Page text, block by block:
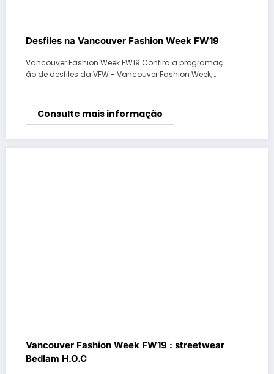
Desfiles na Vancouver Fashion Week FW19
Vancouver Fashion Week FW19 Confira a programaç
ão de desfiles da VFW - Vancouver Fashion Week,…
Consulte mais informação
Vancouver Fashion Week FW19 : streetwear
Bedlam H.O.C